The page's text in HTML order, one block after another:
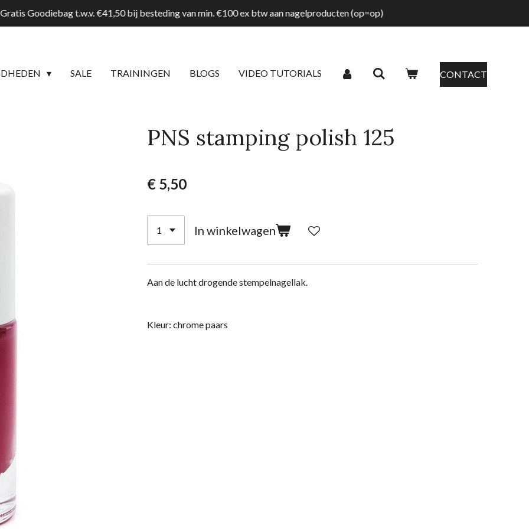
Goodiebag t.w.v. €41,50 bij besteding van min. €100 ex btw aan nagelproducten (op=op)
SALE TRAININGEN BLOGS VIDEO TUTORIALS CONTACT
PNS stamping polish 125
€ 5,50
In winkelwagen
Aan de lucht drogende stempelnagellak.
Kleur: chrome paars